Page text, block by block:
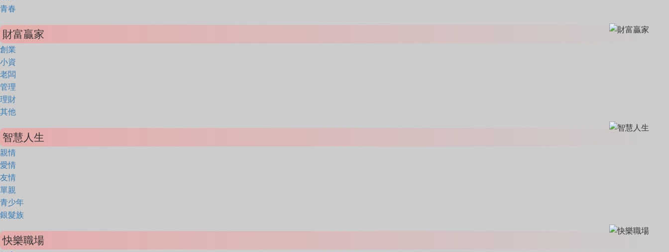
青春
財富贏家
創業
小資
老闆
管理
理財
其他
智慧人生
親情
愛情
友情
單親
青少年
銀髮族
快樂職場